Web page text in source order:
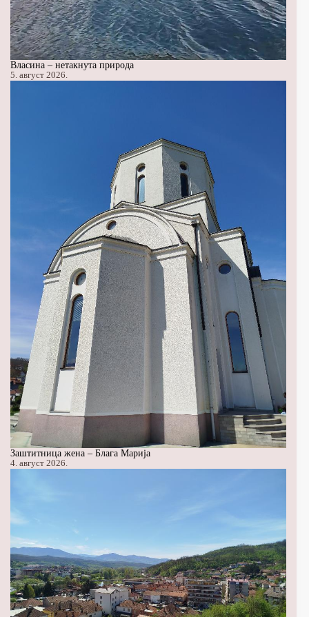
Власина – нетакнута природа
5. август 2026.
Заштитница жена – Блага Марија
4. август 2026.